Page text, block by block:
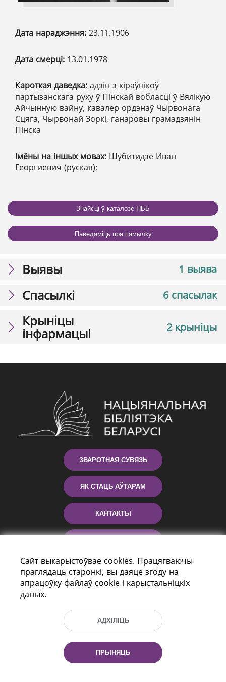
Дата нараджэння: 23.11.1906
Дата смерці: 13.01.1978
Кароткая даведка: адзін з кіраўнікоў
партызанскага руху ў Пінскай вобласці ў Вялікую
Айчынную вайну, кавалер ордэнаў Чырвонага
Сцяга, Чырвонай Зоркі, ганаровы грамадзянін
Пінска
Імёны на іншых мовах: Шубитидзе Иван
Георгиевич (руская);
Знайсці ў каталозе НББ
Паведаміць пра памылку
1 выява
Выявы
6 спасылак
Спасылкі
2 крыніцы
Крыніцы
інфармацыі
ЗВАРОТНАЯ СУВЯЗЬ
ЯК СТАЦЬ АЎТАРАМ
КАНТАКТЫ
г. Мiнск, Рэспубліка Беларусь, 220114
Тэл.: (+375 17) 368 37 37, Факс: (+375 17)
Сайт выкарыстоўвае cookies. Працягваючы
праглядаць старонкі, вы даяце згоду на
апрацоўку файлаў cookie і карыстальніцкіх
даных.
АДХІЛІЦЬ
ПРЫНЯЦЬ